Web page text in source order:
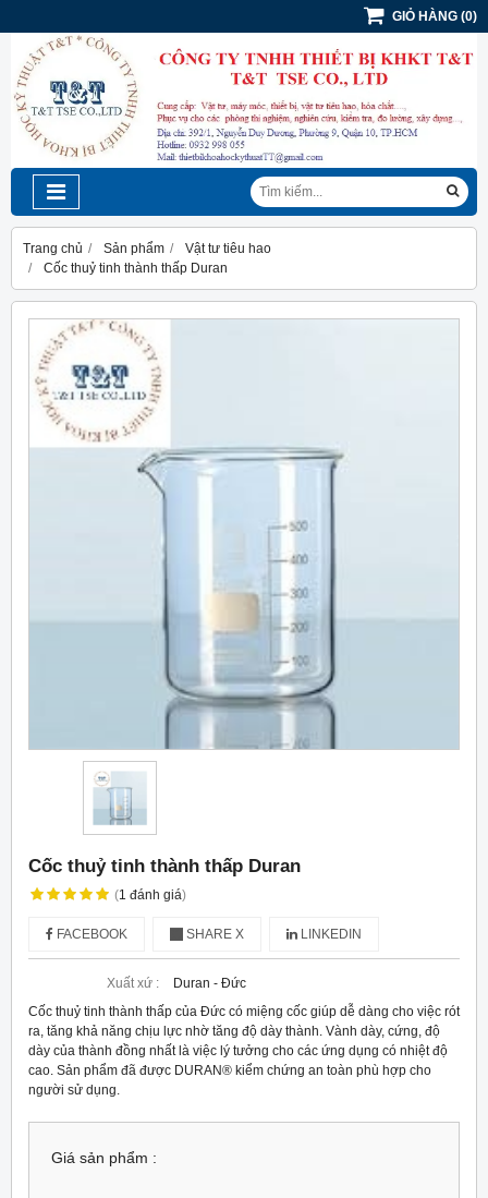
GIỎ HÀNG (0)
Trang chủ Sản phẩm
Vật tư tiêu hao
Cốc thuỷ tinh thành thấp Duran
Cốc thuỷ tinh thành thấp Duran
(1 đánh giá)
FACEBOOK SHARE X LINKEDIN
Xuất xứ :
Duran - Đức
Cốc thuỷ tinh thành thấp của Đức có miệng cốc giúp dễ dàng cho việc rót
ra, tăng khả năng chịu lực nhờ tăng độ dày thành. Vành dày, cứng, độ
dày của thành đồng nhất là việc lý tưởng cho các ứng dụng có nhiệt độ
cao. Sản phẩm đã được DURAN® kiểm chứng an toàn phù hợp cho
người sử dụng.
Giá sản phẩm :